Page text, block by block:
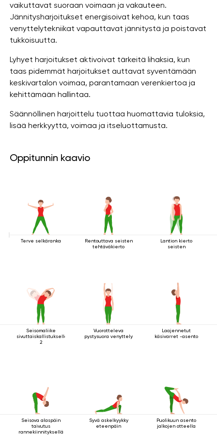
vaikuttavat suoraan voimaan ja vakauteen.
Jännitysharjoitukset energisoivat kehoa, kun taas
venyttelytekniikat vapauttavat jännitystä ja poistavat
tukkoisuutta.
Lyhyet harjoitukset aktivoivat tärkeitä lihaksia, kun
taas pidemmät harjoitukset auttavat syventämään
keskivartalon voimaa, parantamaan verenkiertoa ja
kehittämään hallintaa.
Säännöllinen harjoittelu tuottaa huomattavia tuloksia,
lisää herkkyyttä, voimaa ja itseluottamusta.
Oppitunnin kaavio
Terve selkäranka
Rentouttava seisten
tehtäväkierto
Lantion kierto
seisten
Seisomaliike
sivuttaiskallistuksella
2
Vuorotteleva
pystysuora venyttely
Laajennetut
käsivarret -asento
Seisova alaspäin
taivutus
rannekiinnityksellä
Syvä askelkyykky
eteenpäin
Puolikuun asento
jalkojen otteella